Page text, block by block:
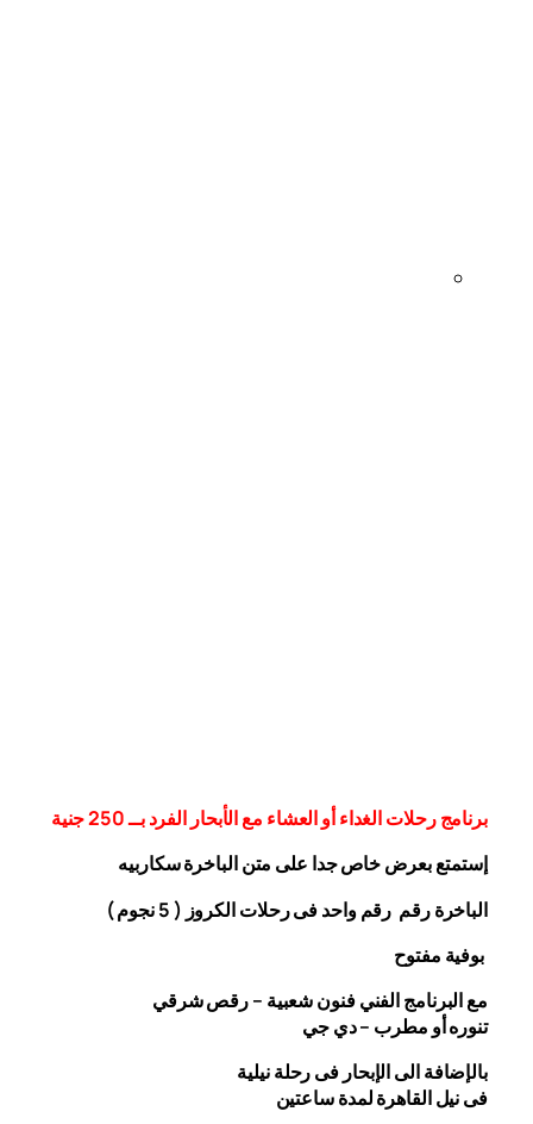
برنامج رحلات الغداء أو العشاء مع الأبحار الفرد بــ 250 جنية
إستمتع بعرض خاص جدا على متن الباخرةسكاربيه
الباخرة رقم رقم واحد فى رحلات الكروز ( 5 نجوم )
بوفية مفتوح
مع البرنامج الفني فنون شعبية – رقص شرقي
تنوره أو مطرب – دي جي
بالإضافة الى الإبحار فى رحلة نيلية
فى نيل القاهرة لمدة ساعتين